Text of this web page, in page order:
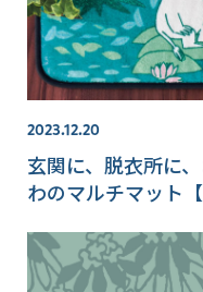
2023.12.20
玄関に、脱衣所に
わのマルチマット